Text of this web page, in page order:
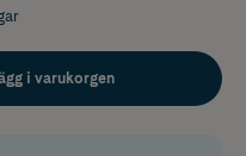
i varukorgen